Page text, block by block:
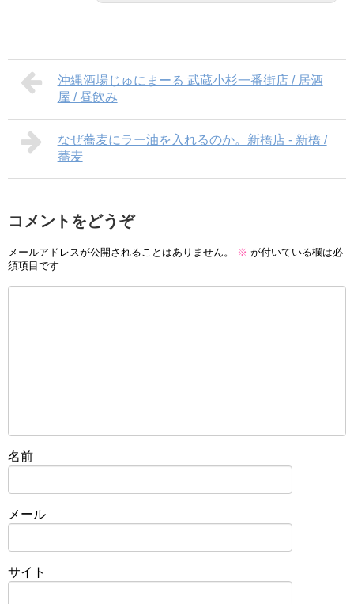
沖縄酒場じゅにまーる 武蔵小杉一番街店 / 居酒
屋 / 昼飲み
なぜ蕎麦にラー油を入れるのか。新橋店 - 新橋 /
蕎麦
コメントをどうぞ
メールアドレスが公開されることはありません。 ※ が付いている欄は必
須項目です
名前
メール
サイト